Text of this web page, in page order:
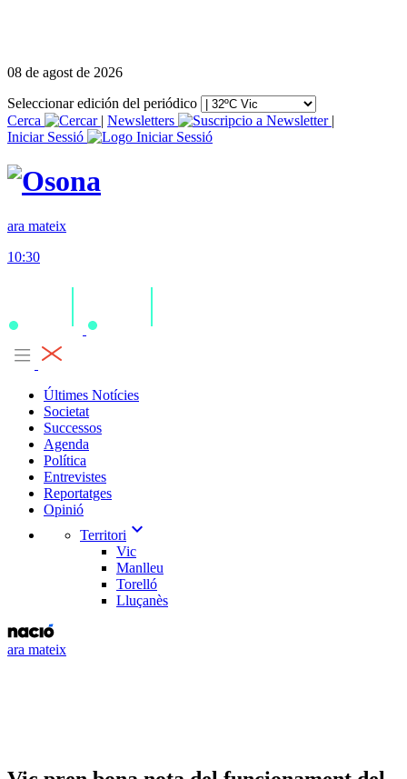
08 de agost de 2026
Seleccionar edición del periódico
Cerca
| Newsletters
|
Iniciar Sessió
ara mateix
10:30
Últimes Notícies
Societat
Successos
Agenda
Política
Entrevistes
Reportatges
Opinió
Territori expand_more
Vic
Manlleu
Torelló
Lluçanès
ara mateix